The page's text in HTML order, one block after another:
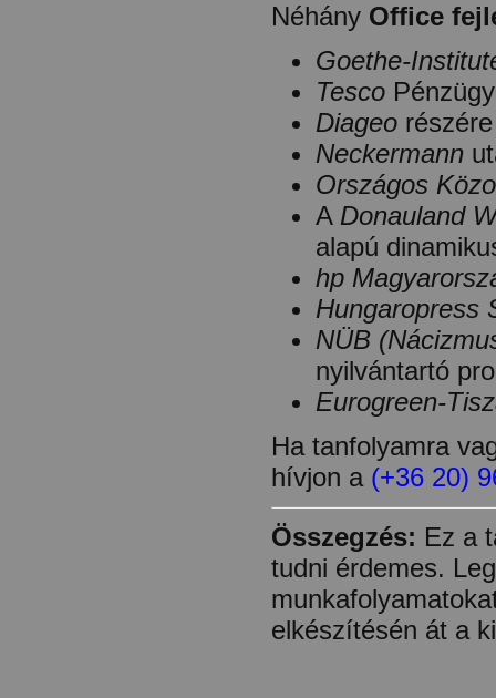
Néhány Office
Goethe-
Tesco
Diageo
Neckermann
Országos
A Donauland
alapú
hp
Hungaropress
NÜB
nyilvántartó
Eurogreen-
Ha tanfolyamra
hívjon a (+36 20)
Összegzés: Ez a
tudni érdemes.
elkészítésén át a